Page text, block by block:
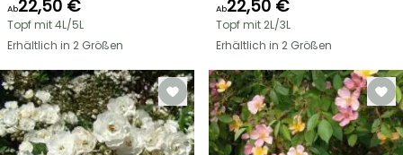
Ab22,50 €
Topf mit 4L/5L
Erhältlich in 2 Größen
Ab22,50 €
Topf mit 2L/3L
Erhältlich in 2 Größen